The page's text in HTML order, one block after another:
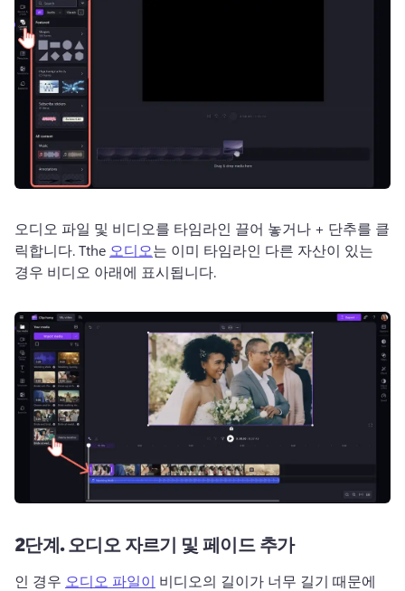
오디오 파일 및 비디오를 타임라인 끌어 놓거나 + 단추를 클
릭합니다. Tthe 오디오는 이미 타임라인 다른 자산이 있는
경우 비디오 아래에 표시됩니다.
2단계.오디오 자르기 및 페이드 추가
인 경우 오디오 파일이 비디오의 길이가 너무 길기 때문에